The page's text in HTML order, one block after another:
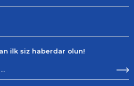
ilk siz haberdar olun!